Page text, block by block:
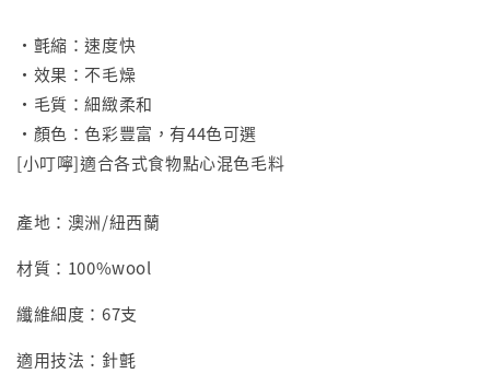
•氈縮：速度快
•效果：不毛燥
•毛質：細緻柔和
•顏色：色彩豐富，有44色可選
[小叮嚀]適合各式食物點心混色毛料
產地：澳洲/紐西蘭
材質：100%wool
纖維細度：67支
適用技法：針氈